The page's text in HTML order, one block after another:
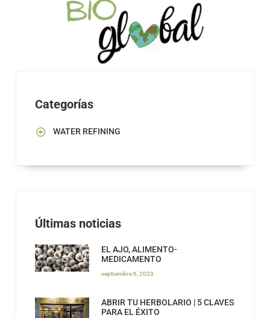
Categorías
WATER REFINING
Últimas noticias
EL AJO, ALIMENTO-
MEDICAMENTO
septiembre 6, 2023
ABRIR TU HERBOLARIO | 5 CLAVES
PARA EL ÉXITO